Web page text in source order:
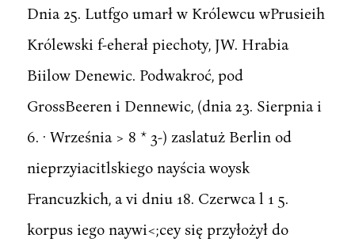
Dnia 25. Lutfgo umarł w Królewcu wPrusieih
Królewski f-eherał piechoty, JW. Hrabia
Biilow Denewic. Podwakroć, pod
GrossBeeren i Dennewic, (dnia 23. Sierpnia i
6. · Września > 8 * 3-) zaslatuż Berlin od
nieprzyiacitlskiego nayścia woysk
Francuzkich, a vi dniu 18. Czerwca l 1 5.
korpus iego naywi<;cey się przyłożył do